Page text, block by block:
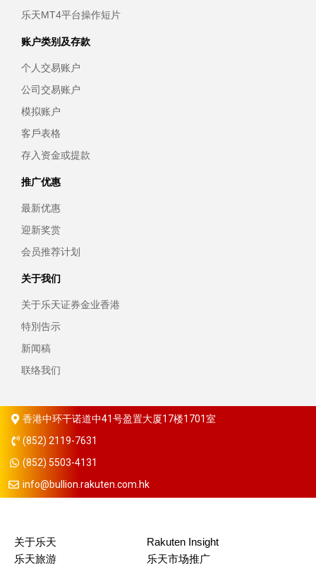
乐天MT4平台操作短片
账户类别及存款
个人交易账户
公司交易账户
模拟账户
客戶表格
存入资金或提款
推广优惠
最新优惠
迎新奖赏
会员推荐计划
关于我们
关于乐天证券金业香港
特別告示
新闻稿
联络我们
香港中环干诺道中41号盈置大厦17楼1701室
(852) 2119-7631
(852) 5503-4131
info@bullion.rakuten.com.hk
关于乐天
Rakuten Insight
乐天旅游
乐天市场推广